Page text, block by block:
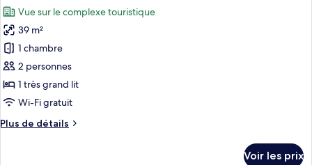
terrasse
très
grand
lit,
terrasse
photos
pour
ce
type
de
chambre :
Signature,
Vue sur le complexe touristique
39 m²
1 chambre
2 personnes
1 très grand lit
Wi-Fi gratuit
Plus de détails
Plus
Voir les prix